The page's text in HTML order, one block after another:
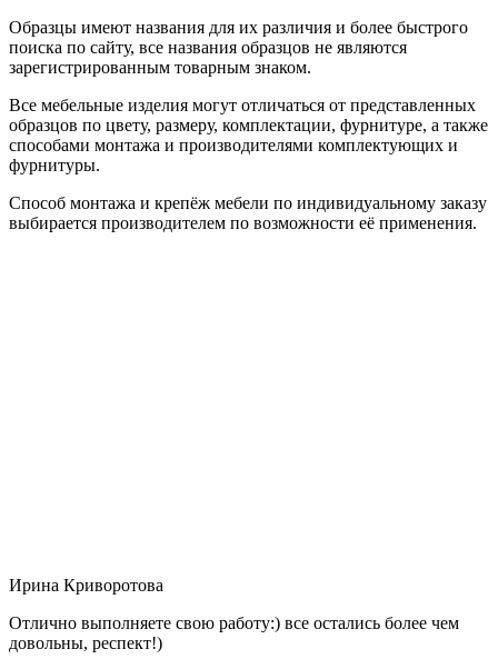
Образцы имеют названия для их различия и более быстрого
поиска по сайту, все названия образцов не являются
зарегистрированным товарным знаком.
Все мебельные изделия могут отличаться от представленных
образцов по цвету, размеру, комплектации, фурнитуре, а также
способами монтажа и производителями комплектующих и
фурнитуры.
Способ монтажа и крепёж мебели по индивидуальному заказу
выбирается производителем по возможности её применения.
Ирина Криворотова
Отлично выполняете свою работу:) все остались более чем
довольны, респект!)